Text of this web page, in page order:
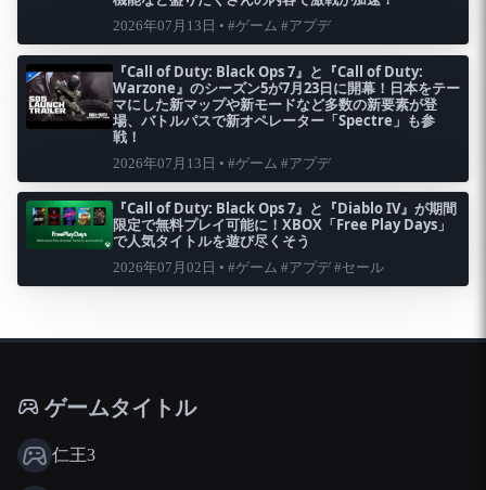
2026年07月13日 • #ゲーム #アプデ
『Call of Duty: Black Ops 7』と『Call of Duty:
Warzone』のシーズン5が7月23日に開幕！日本をテー
マにした新マップや新モードなど多数の新要素が登
場、バトルパスで新オペレーター「Spectre」も参
戦！
2026年07月13日 • #ゲーム #アプデ
『Call of Duty: Black Ops 7』と『Diablo IV』が期間
限定で無料プレイ可能に！XBOX「Free Play Days」
で人気タイトルを遊び尽くそう
2026年07月02日 • #ゲーム #アプデ #セール
ゲームタイトル
仁王3